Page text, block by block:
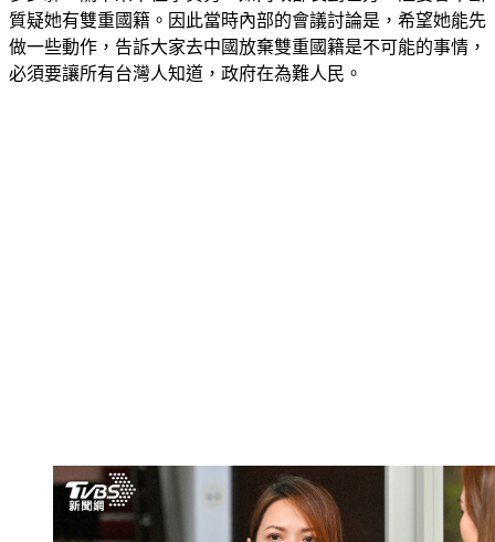
做一些動作，告訴大家去中國放棄雙重國籍是不可能的事情，
必須要讓所有台灣人知道，政府在為難人民。